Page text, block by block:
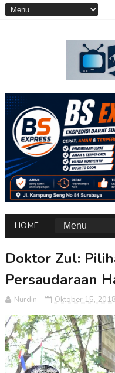
HOME
Doktor Zul:
Persaudaraan
Nurdin Oktober 15, 2018